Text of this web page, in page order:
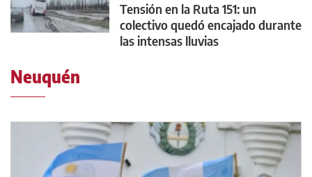
Tensión en la Ruta 151: un
colectivo quedó encajado durante
las intensas lluvias
Neuquén